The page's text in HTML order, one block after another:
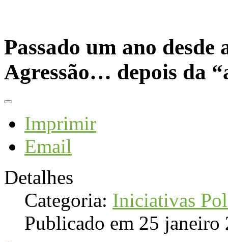
Passado um ano
Agressão… depois da
Imprimir
Email
Detalhes
Categoria: Iniciativas
Publicado em 25 janeiro